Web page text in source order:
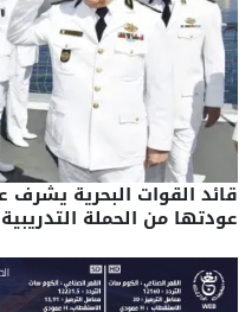
قائد القوات البحرية يشرف
عودتها من الحملة التدريبية